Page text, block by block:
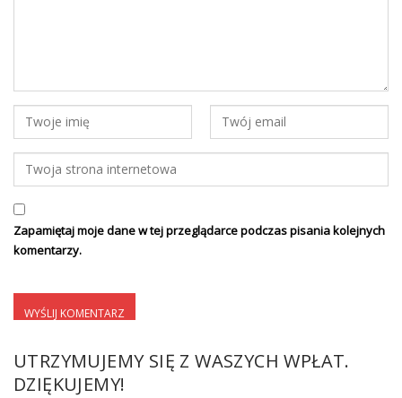
Zapamiętaj moje dane w tej przeglądarce podczas pisania kolejnych
komentarzy.
UTRZYMUJEMY SIĘ Z WASZYCH WPŁAT.
DZIĘKUJEMY!